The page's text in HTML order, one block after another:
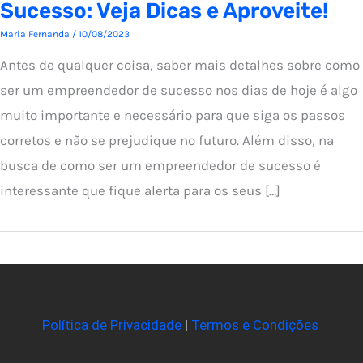
Sucesso: Veja Dicas e Aproveite!
Maria Fernanda / 10/08/2023
Antes de qualquer coisa, saber mais detalhes sobre como
ser um empreendedor de sucesso nos dias de hoje é algo
muito importante e necessário para que siga os passos
corretos e não se prejudique no futuro. Além disso, na
busca de como ser um empreendedor de sucesso é
interessante que fique alerta para os seus […]
Política de Privacidade| Termos e Condições